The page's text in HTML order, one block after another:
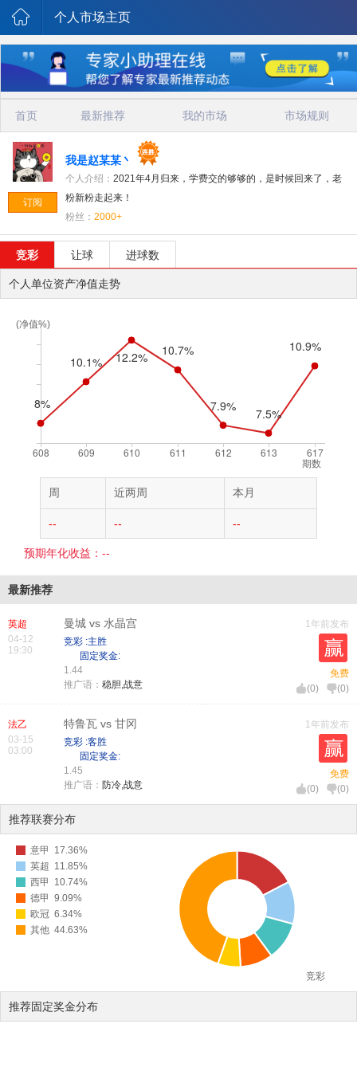
个人市场主页
首页 最新推荐 我的市场 市场规则
订阅
我是赵某某丶
个人介绍： 2021年4月归来，学费交的够够的，是时候回来了，老
粉新粉走起来！
粉丝： 2000+
竞彩 让球 进球数
个人单位资产净值走势
(净值%)
期数
周 近两周 本月
-- -- --
预期年化收益：--
最新推荐
英超
04-12
19:30
曼城 vs 水晶宫
竞彩 :主胜
固定奖金:
1.44
推广语： 稳胆,战意
1年前发布
免费
(0) (0)
法乙
03-15
03:00
特鲁瓦 vs 甘冈
竞彩 :客胜
固定奖金:
1.45
推广语： 防冷,战意
1年前发布
免费
(0) (0)
推荐联赛分布
意甲
17.36%
英超 11.85%
西甲
10.74%
德甲 9.09%
欧冠 6.34%
其他 44.63%
竞彩
推荐固定奖金分布